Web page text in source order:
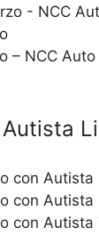
– NCC
con Autista
con Autista
con Autista